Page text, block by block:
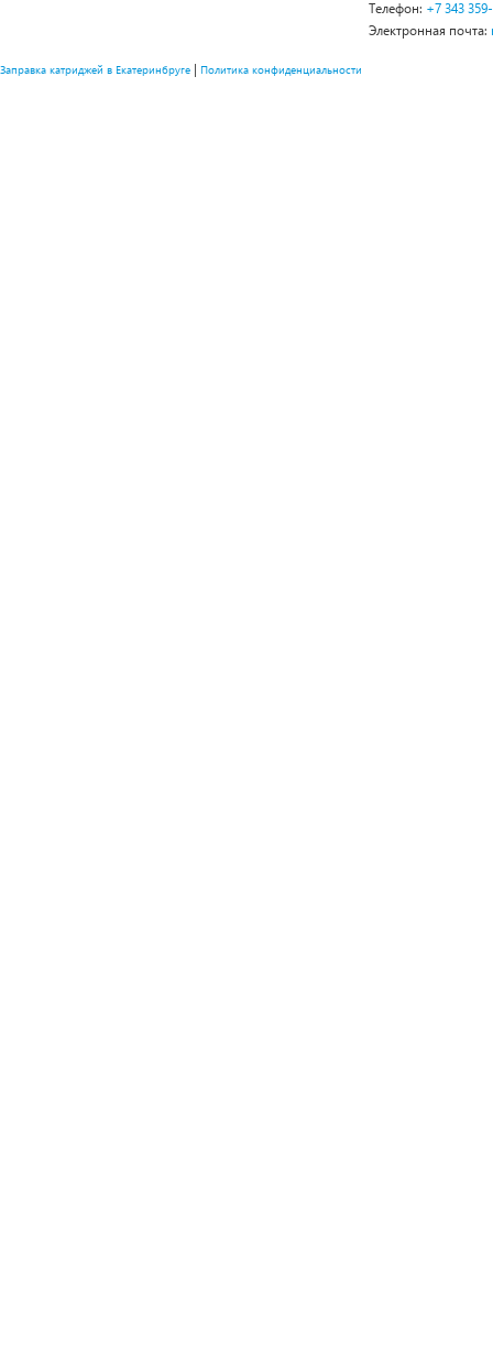
Телефон: +7 343
Электронная почта:
Заправка катриджей в Екатеринбруге | Политика конфиденциальности